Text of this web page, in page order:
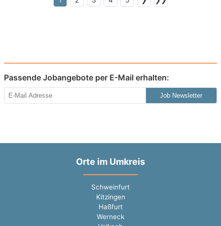
Passende Jobangebote per E-Mail erhalten:
Job Newsletter
Orte im Umkreis
Schweinfurt
Kitzingen
Haßfurt
Werneck